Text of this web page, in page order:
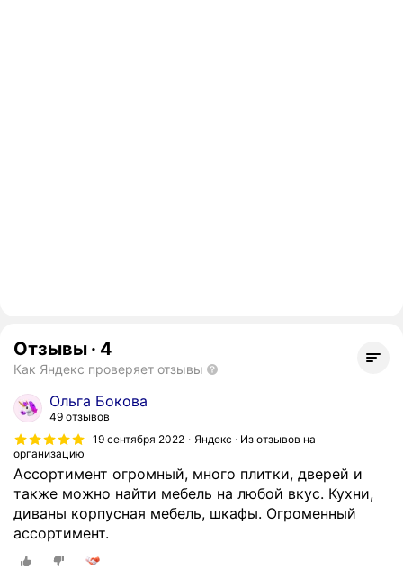
Отзывы · 4
Как Яндекс проверяет отзывы
Ольга Бокова
49 отзывов
19 сентября 2022
Яндекс · Из отзывов на
организацию
Ассортимент огромный, много плитки, дверей и
также можно найти мебель на любой вкус. Кухни,
диваны корпусная мебель, шкафы. Огроменный
ассортимент.